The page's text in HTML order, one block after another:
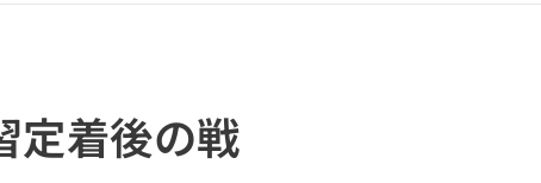
定着後の戦